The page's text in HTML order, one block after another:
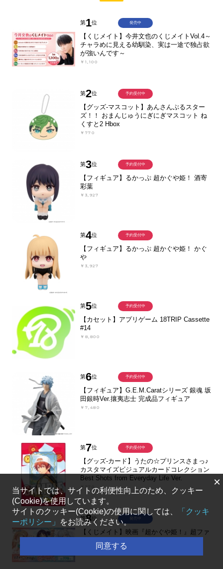
第1位
【くじメイト】今井文也のくじメイトVol.4～
チャラめに見える幼馴染、実は一途で独占欲
が強いんです～
￥1,100
発売中
第2位
【グッズ-マスコット】あんさんぶるスター
ズ！！ おまんじゅうにぎにぎマスコット ね
くすと2 Hbox
￥770
予約受付中
第3位
【フィギュア】るかっぷ 超かぐや姫！ 酒寄
彩葉
￥3,927
予約受付中
第4位
【フィギュア】るかっぷ 超かぐや姫！ かぐ
や
￥3,927
予約受付中
第5位
【カセット】アプリゲーム 18TRIP Cassette
#14
￥8,800
予約受付中
第6位
【フィギュア】G.E.M.Caratシリーズ 銀魂 坂
田銀時Ver.攘夷志士 完成品フィギュア
￥7,480
予約受付中
第7位
【グッズ-カード】うたの☆プリンスさまっ♪
カスタマイズビジュアルカードコレクション
Best Shots from Everyday Life Ver.
￥770
予約受付中
第8位
【くじメイト】映画『超かぐや姫！』超ファ
発売中
×
当サイトでは、サイトの利便性向上のため、クッキー
(Cookie)を使用しています。
サイトのクッキー(Cookie)の使用に関しては、
「クッキ
ーポリシー」
をお読みください。
同意する